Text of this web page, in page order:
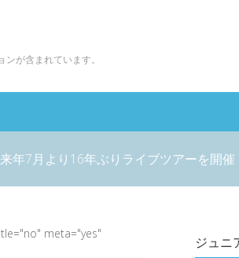
が含まれています。
年7月より16年ぶりライブツアーを開催
meta="yes"
ジュニ